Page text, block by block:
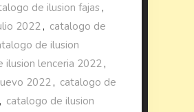
de ilusion fajas ,
2022, catalogo de
de ilusion
ilusion lenceria 2022 ,
2022, catalogo de
, catalogo de ilusion